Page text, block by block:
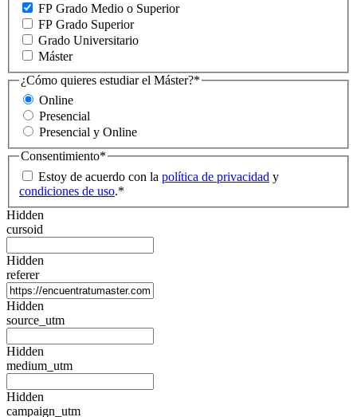
FP Grado Medio o Superior
FP Grado Superior
Grado Universitario
Máster
¿Cómo quieres estudiar el Máster?*
Online
Presencial
Presencial y Online
Consentimiento*
Estoy de acuerdo con la política de privacidad y
condiciones de uso.*
Hidden
cursoid
Hidden
referer
Hidden
source_utm
Hidden
medium_utm
Hidden
campaign_utm